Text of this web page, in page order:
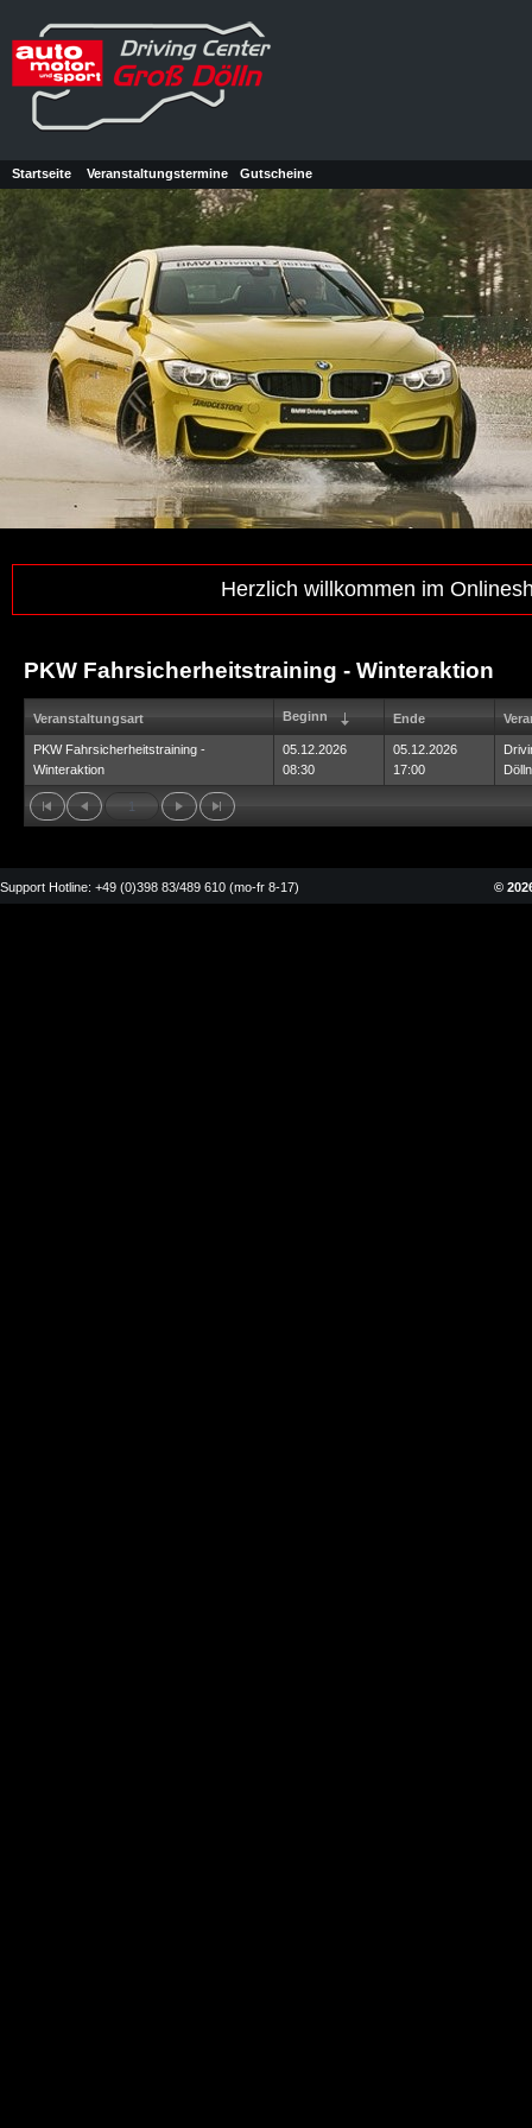
Startseite Veranstaltungstermine Gutscheine
Herzlich willkommen im
PKW Fahrsicherheitstraining - Winteraktion
Veranstaltungsart Beginn Ende
PKW Fahrsicherheitstraining -
Winteraktion
05.12.2026
08:30
05.12.2026
17:00
Dölln
1
Support Hotline: +49 (0)398 83/489 610 (mo-fr 8-17) ©